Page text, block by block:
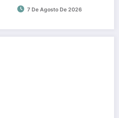
7 De Agosto De 2026